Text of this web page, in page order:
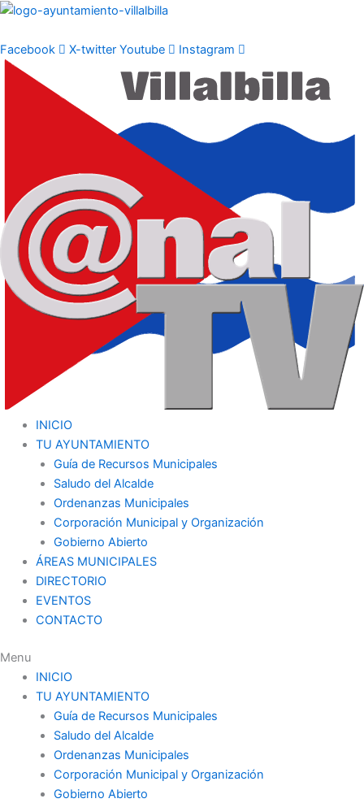
Ir
contenido
Facebook X-twitter Youtube Instagram
INICIO
TU AYUNTAMIENTO
Guía de Recursos Municipales
Saludo del Alcalde
Ordenanzas Municipales
Corporación Municipal y Organización
Gobierno Abierto
ÁREAS MUNICIPALES
DIRECTORIO
EVENTOS
CONTACTO
Menu
INICIO
TU AYUNTAMIENTO
Guía de Recursos Municipales
Saludo del Alcalde
Ordenanzas Municipales
Corporación Municipal y Organización
Gobierno Abierto